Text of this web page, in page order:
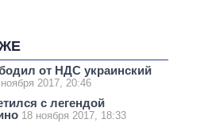
от НДС украинский
2017, 20:46
с легендой
18 ноября 2017, 18:33